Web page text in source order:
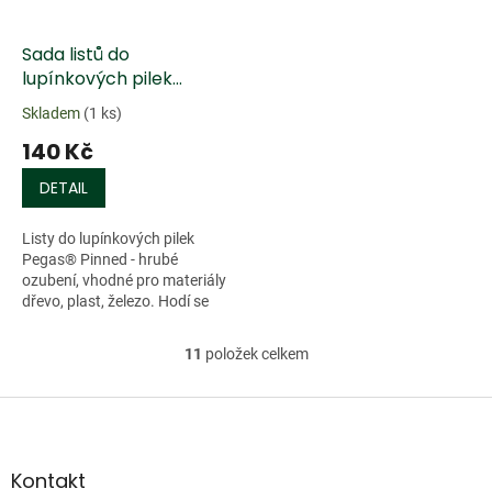
Sada listů do
lupínkových pilek
Pegas® Pinned - 6 ks
Skladem (1 ks)
140 Kč
DETAIL
Listy do lupínkových pilek
Pegas® Pinned - hrubé
ozubení, vhodné pro materiály
dřevo, plast, železo. Hodí se
O
l
11 položek celkem
Z
aKontakt